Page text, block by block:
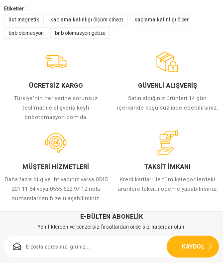
Yorum Yaz
Etiketler :
list magnetik
kaplama kalınlığı ölçüm cihazı kaplama kalınlığı ölçer
bnb otomasyon bnb otomasyon gebze
ÜCRETSİZ KARGO
Türkiye’nin her yerine sorunsuz
teslimat ile alışveriş keyfi
bnbotomasyon.com'da.
GÜVENLİ ALIŞVERİŞ
Satın aldığınız ürünleri 14 gün
içerisinde koşulsuz iade edebilirsiniz.
MÜŞTERİ HİZMETLERİ
Daha fazla bilgiye ihtiyacınız varsa 0545
201 11 54 veya 0555 622 97 12 nolu
numaralardan bize ulaşabilirsiniz.
TAKSİT İMKANI
Kredi kartları ile tüm kategorilerdeki
ürünlere taksitli ödeme yapabilirsiniz.
E-BÜLTEN ABONELİK
Yeniliklerden ve benzersiz fırsatlardan önce siz haberdar olun.
KAYDOL